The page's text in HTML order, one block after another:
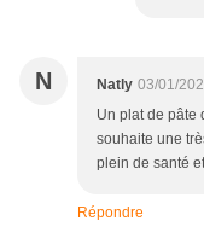
N Natly 03/01/
Un plat de pâte
souhaite une
plein de santé
Répondre